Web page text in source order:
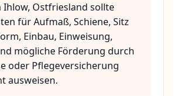
Ihlow, Ostfriesland sollte
für Aufmaß, Schiene, Sitz
Einbau, Einweisung,
mögliche Förderung durch
oder Pflegeversicherung
ausweisen.